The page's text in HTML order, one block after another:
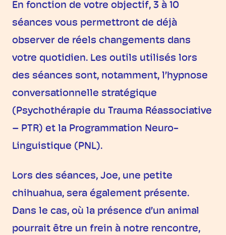
En fonction de votre objectif, 3 à 10
séances vous permettront de déjà
observer de réels changements dans
votre quotidien. Les outils utilisés lors
des séances sont, notamment, l’hypnose
conversationnelle stratégique
(Psychothérapie du Trauma Réassociative
– PTR) et la Programmation Neuro-
Linguistique (PNL).
Lors des séances, Joe, une petite
chihuahua, sera également présente.
Dans le cas, où la présence d’un animal
pourrait être un frein à notre rencontre,